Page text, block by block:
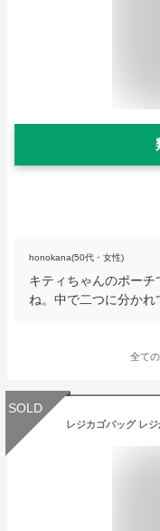
honokana(50代・女性)
キティちゃんのポー
ね。中で二つに分か
全て
SOLD